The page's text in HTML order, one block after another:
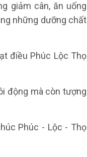
giảm cân, ăn uống
những dưỡng chất
điều Phúc Lộc Thọ
động mà còn tượng
Phúc - Lộc - Thọ